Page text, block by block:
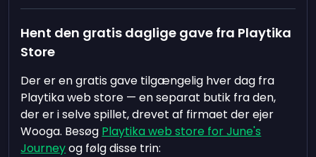
Hent den gratis daglige gave fra Playtika
Store
Der er en gratis gave tilgængelig hver dag fra
Playtika web store — en separat butik fra den,
der er i selve spillet, drevet af firmaet der ejer
Wooga. Besøg Playtika web store for June's
Journeyog følg disse trin: